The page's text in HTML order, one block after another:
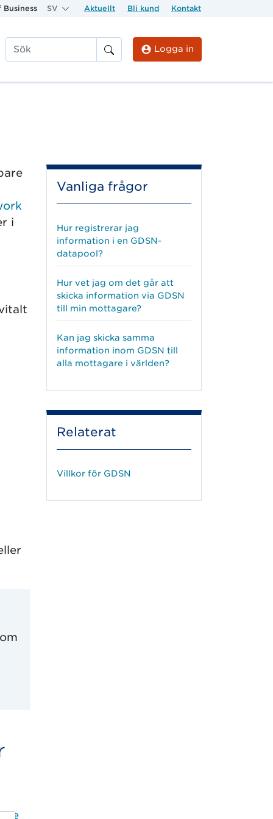
Business SV Aktuellt Bli kund Kontakt
Sök
Logga in
i
Vanliga frågor
Hur registrerar jag
information i en GDSN-
datapool?
Hur vet jag om det går att
skicka information via GDSN
till min mottagare?
Kan jag skicka samma
information inom GDSN till
alla mottagare i världen?
Relaterat
Villkor för GDSN